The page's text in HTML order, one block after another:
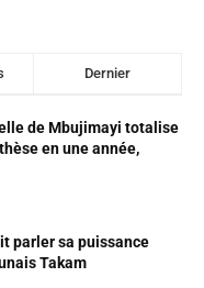
Dernier
de Mbujimayi totalise
en une année,
parler sa puissance
Takam